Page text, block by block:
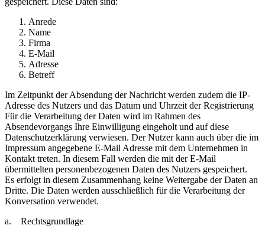
Anrede
Name
Firma
E-Mail
Adresse
Betreff
Im Zeitpunkt der Absendung der Nachricht werden zudem die IP-
Adresse des Nutzers und das Datum und Uhrzeit der Registrierung
Für die Verarbeitung der Daten wird im Rahmen des
Absendevorgangs Ihre Einwilligung eingeholt und auf diese
Datenschutzerklärung verwiesen. Der Nutzer kann auch über die im
Impressum angegebene E-Mail Adresse mit dem Unternehmen in
Kontakt treten. In diesem Fall werden die mit der E-Mail
übermittelten personenbezogenen Daten des Nutzers gespeichert.
Es erfolgt in diesem Zusammenhang keine Weitergabe der Daten an
Dritte. Die Daten werden ausschließlich für die Verarbeitung der
Konversation verwendet.
a. Rechtsgrundlage